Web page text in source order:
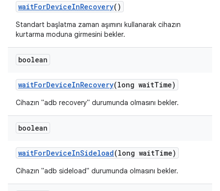
waitForDeviceInRecovery()
Standart başlatma zaman aşımını kullanarak cihazın
kurtarma moduna girmesini bekler.
boolean
waitForDeviceInRecovery(long waitTime)
Cihazın "adb recovery" durumunda olmasını bekler.
boolean
waitForDeviceInSideload(long waitTime)
Cihazın "adb sideload" durumunda olmasını bekler.